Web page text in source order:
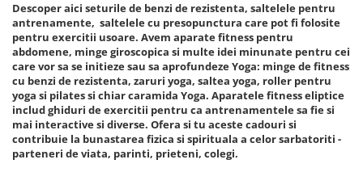
Descoper aici seturile de benzi de rezistenta, saltelele pentru
antrenamente, saltelele cu presopunctura care pot fi folosite
pentru exercitii usoare. Avem aparate fitness pentru
abdomene, minge giroscopica si multe idei minunate pentru cei
care vor sa se initieze sau sa aprofundeze Yoga: minge de fitness
cu benzi de rezistenta, zaruri yoga, saltea yoga, roller pentru
yoga si pilates si chiar caramida Yoga. Aparatele fitness eliptice
includ ghiduri de exercitii pentru ca antrenamentele sa fie si
mai interactive si diverse. Ofera si tu aceste cadouri si
contribuie la bunastarea fizica si spirituala a celor sarbatoriti -
parteneri de viata, parinti, prieteni, colegi.